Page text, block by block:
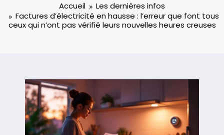
Accueil
Les dernières infos
Factures d’électricité en hausse : l’erreur que font tous
ceux qui n’ont pas vérifié leurs nouvelles heures creuses